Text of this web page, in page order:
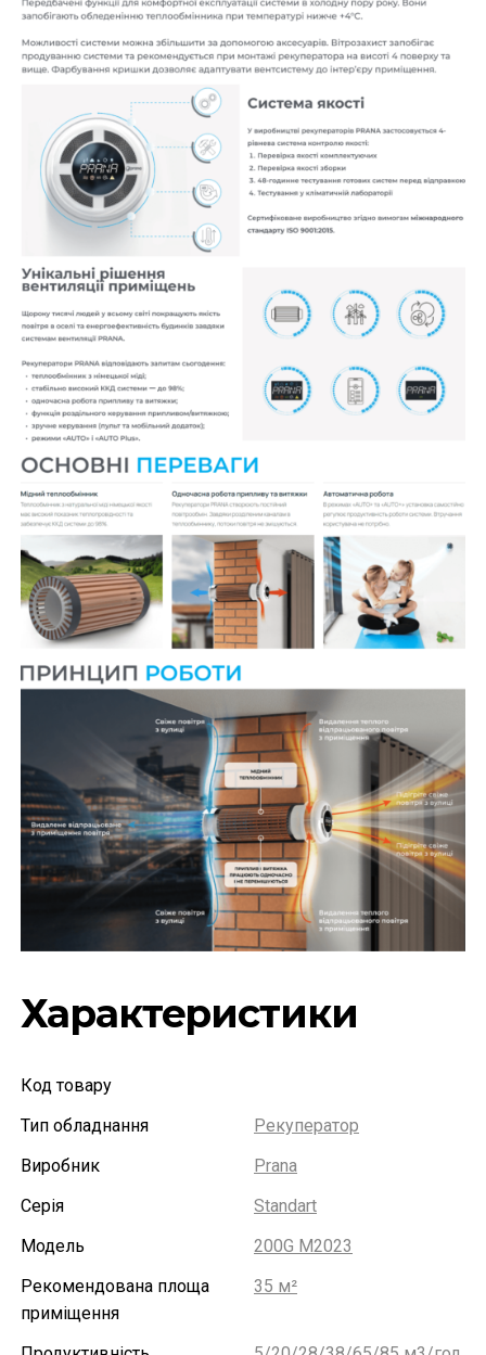
Характеристики
Код товару
Тип обладнання
Рекуператор
Виробник
Prana
Серія
Standart
Модель
200G M2023
Рекомендована площа
приміщення
35 м²